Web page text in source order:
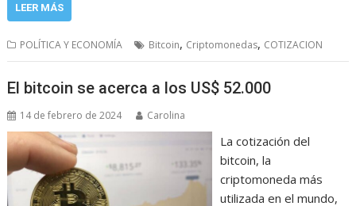
LEER MÁS
POLÍTICA Y ECONOMÍA Bitcoin, Criptomonedas, COTIZACION
El bitcoin se acerca a los US$ 52.000
14 de febrero de 2024 Carolina
La cotización del
bitcoin, la
criptomoneda más
utilizada en el mundo,